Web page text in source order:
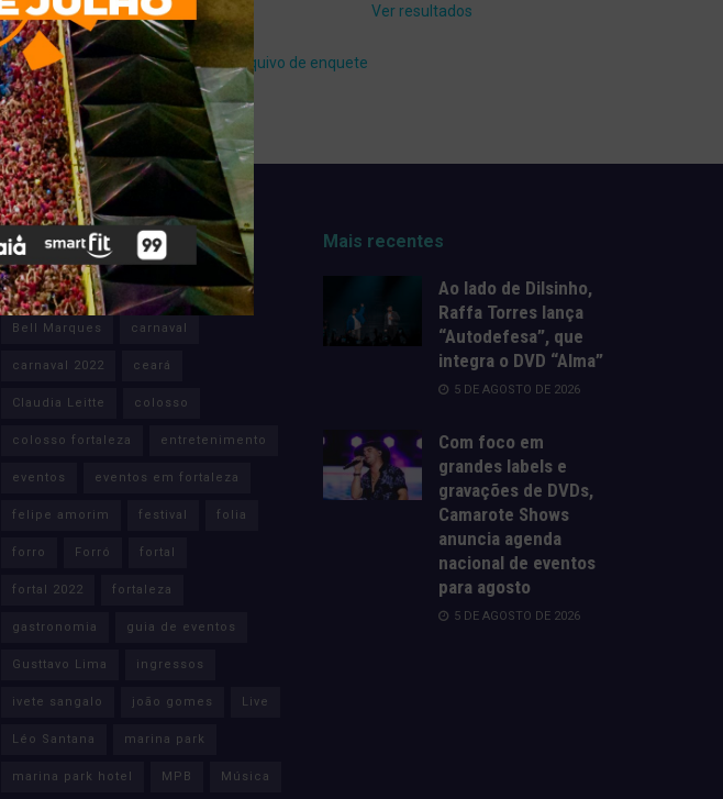
Ver resultados
Arquivo de enquete
Tags
Anitta Axé Banda Eva
Bell Marques carnaval
carnaval 2022 ceará
Claudia Leitte colosso
colosso fortaleza entretenimento
eventos eventos em fortaleza
felipe amorim festival folia
forro Forró fortal
fortal 2022 fortaleza
gastronomia guia de eventos
Gusttavo Lima ingressos
ivete sangalo joão gomes Live
Léo Santana marina park
marina park hotel MPB Música
Mais recentes
Ao lado de Dilsinho,
Raffa Torres lança
“Autodefesa”, que
integra o DVD “Alma”
5 DE AGOSTO DE 2026
Com foco em
grandes labels e
gravações de DVDs,
Camarote Shows
anuncia agenda
nacional de eventos
para agosto
5 DE AGOSTO DE 2026